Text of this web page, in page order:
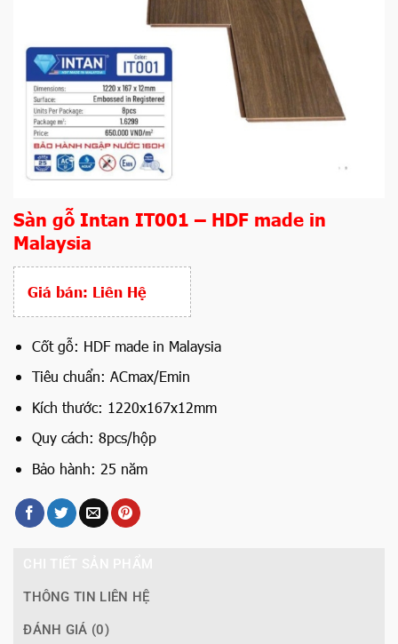
Sàn gỗ Intan IT001 – HDF made in
Malaysia
Giá bán: Liên Hệ
Cốt gỗ: HDF made in Malaysia
Tiêu chuẩn: ACmax/Emin
Kích thước: 1220x167x12mm
Quy cách: 8pcs/hộp
Bảo hành: 25 năm
THÔNG TIN LIÊN HỆ
ĐÁNH GIÁ (0)